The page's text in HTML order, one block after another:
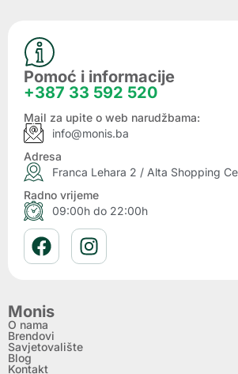
Pomoć i informacije
+387 33 592 520
Mail za upite o web narudžbama:
info@monis.ba
Adresa
Franca Lehara 2 / Alta Shopping
Radno vrijeme
09:00h do 22:00h
Monis
O nama
Brendovi
Savjetovalište
Blog
Kontakt